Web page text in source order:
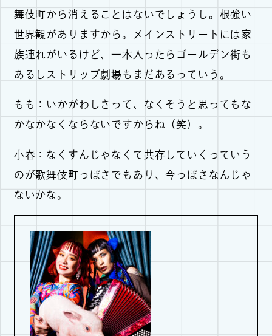
舞伎町から消えることはないでしょうし。根強い
世界観がありますから。メインストリートには家
族連れがいるけど、一本入ったらゴールデン街も
あるしストリップ劇場もまだあるっていう。
もも：いかがわしさって、なくそうと思ってもな
かなかなくならないですからね（笑）。
小春：なくすんじゃなくて共存していくっていう
のが歌舞伎町っぽさでもあり、今っぽさなんじゃ
ないかな。